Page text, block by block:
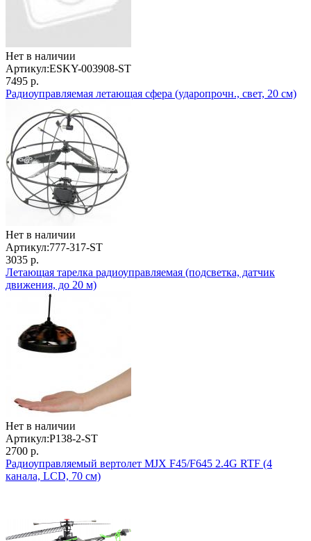
Нет в наличии
Артикул:ESKY-003908-ST
7495 р.
Радиоуправляемая летающая сфера (ударопрочн., свет, 20 см)
Нет в наличии
Артикул:777-317-ST
3035 р.
Летающая тарелка радиоуправляемая (подсветка, датчик
движения, до 20 м)
Нет в наличии
Артикул:P138-2-ST
2700 р.
Радиоуправляемый вертолет MJX F45/F645 2.4G RTF (4
канала, LCD, 70 см)